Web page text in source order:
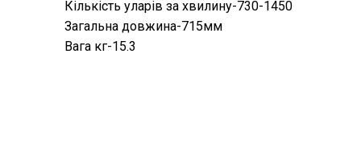
Кількість уларів за хвилину-730-1450
Загальна довжина-715мм
Вага кг-15.3